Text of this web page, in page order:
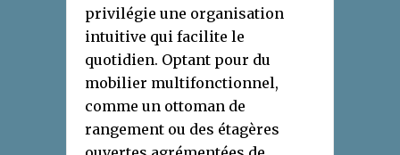
privilégie une organisation
intuitive qui facilite le
quotidien. Optant pour du
mobilier multifonctionnel,
comme un ottoman de
rangement ou des étagères